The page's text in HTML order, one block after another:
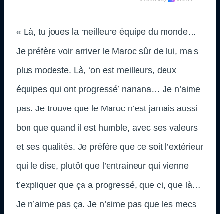
« Là, tu joues la meilleure équipe du monde…
Je préfère voir arriver le Maroc sûr de lui, mais
plus modeste. Là, ‘on est meilleurs, deux
équipes qui ont progressé’ nanana… Je n’aime
pas. Je trouve que le Maroc n’est jamais aussi
bon que quand il est humble, avec ses valeurs
et ses qualités. Je préfère que ce soit l’extérieur
qui le dise, plutôt que l’entraineur qui vienne
t’expliquer que ça a progressé, que ci, que là…
Je n’aime pas ça. Je n’aime pas que les mecs